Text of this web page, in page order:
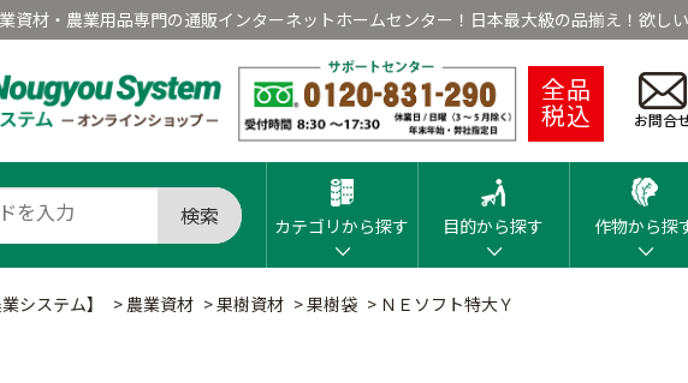
資材・農業用品専門の通販インターネットホームセンター！日本最大級の品揃え！欲し
全品
税込 お問合
検索 カテゴリから探す 目的から探す 作物から探
システム】 > 農業資材 >果樹資材 >果樹袋 > ＮＥソフト特大Ｙ